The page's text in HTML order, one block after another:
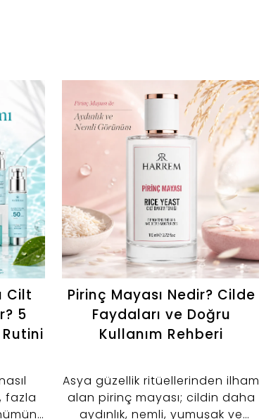
Cilt
5
Rutini
fazla
Pirinç Mayası Nedir? Cilde
Faydaları ve Doğru
Kullanım Rehberi
Asya güzellik ritüellerinden ilham
alan pirinç mayası; cildin daha
aydınlık, nemli, yumuşak ve